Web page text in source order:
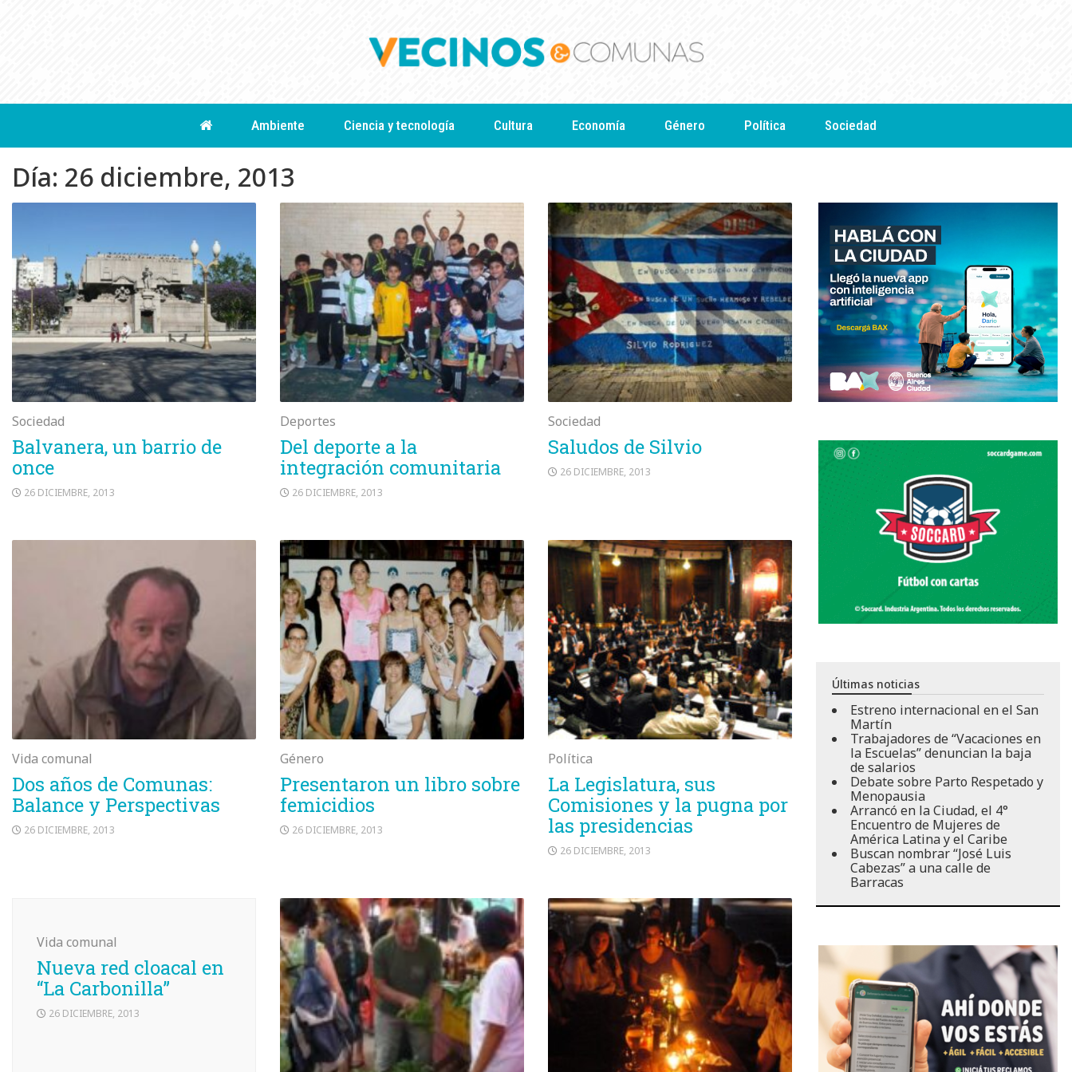
Ambiente Ciencia y tecnología Cultura Economía Género Política Sociedad
Día: 26 diciembre, 2013
Sociedad
Balvanera, un barrio de
once
26 DICIEMBRE, 2013
Deportes
Del deporte a la
integración comunitaria
26 DICIEMBRE, 2013
Sociedad
Saludos de Silvio
26 DICIEMBRE, 2013
Vida comunal
Dos años de Comunas:
Balance y Perspectivas
26 DICIEMBRE, 2013
Género
Presentaron un libro sobre
femicidios
26 DICIEMBRE, 2013
Política
La Legislatura, sus
Comisiones y la pugna por
las presidencias
26 DICIEMBRE, 2013
Vida comunal
Nueva red cloacal en
“La Carbonilla”
26 DICIEMBRE, 2013
Últimas noticias
Estreno internacional en el San
Martín
Trabajadores de “Vacaciones en
la Escuelas” denuncian la baja
de salarios
Debate sobre Parto Respetado y
Menopausia
Arrancó en la Ciudad, el 4°
Encuentro de Mujeres de
América Latina y el Caribe
Buscan nombrar “José Luis
Cabezas” a una calle de
Barracas